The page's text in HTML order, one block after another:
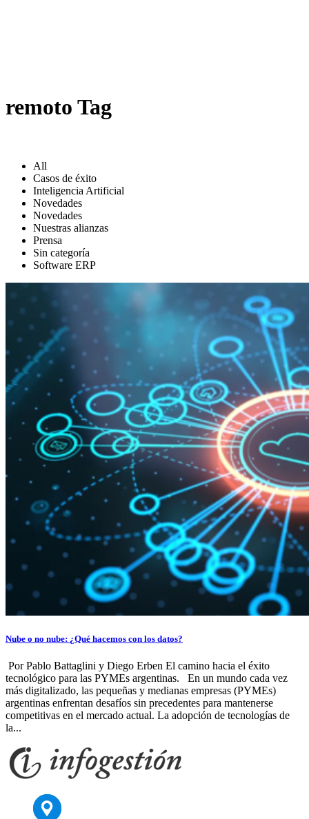
remoto Tag
All
Casos de éxito
Inteligencia Artificial
Novedades
Novedades
Nuestras alianzas
Prensa
Sin categoría
Software ERP
Nube o no nube: ¿Qué hacemos con los datos?
Por Pablo Battaglini y Diego Erben El camino hacia el éxito
tecnológico para las PYMEs argentinas. En un mundo cada vez
más digitalizado, las pequeñas y medianas empresas (PYMEs)
argentinas enfrentan desafíos sin precedentes para mantenerse
competitivas en el mercado actual. La adopción de tecnologías de
la...